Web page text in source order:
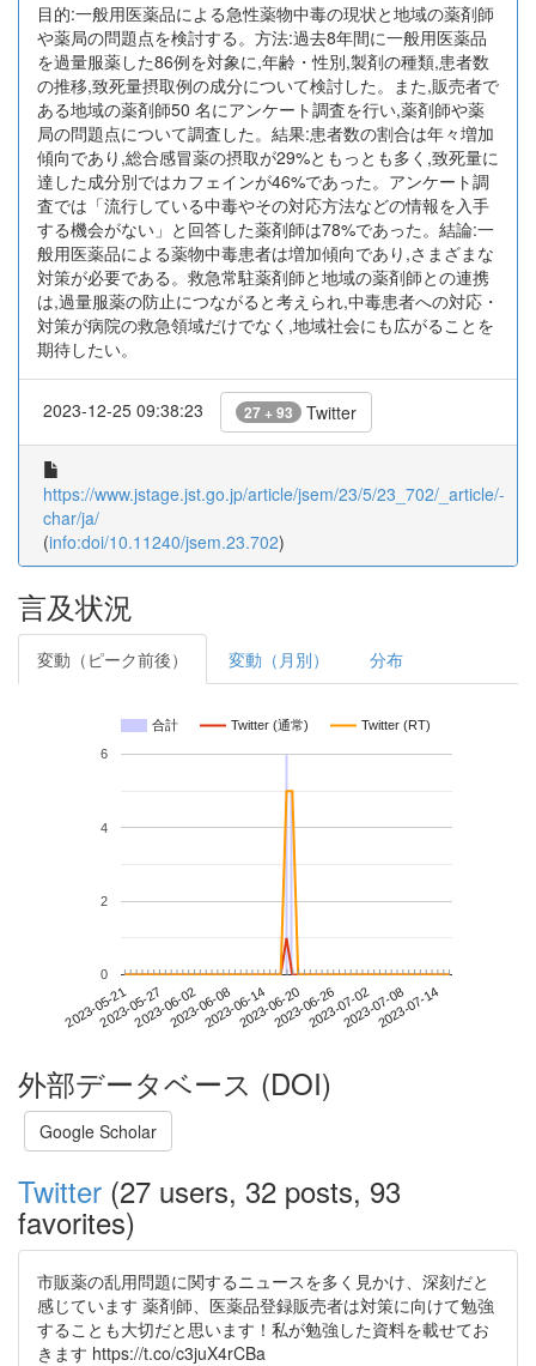
目的:一般用医薬品による急性薬物中毒の現状と地域の薬剤師
や薬局の問題点を検討する。方法:過去8年間に一般用医薬品
を過量服薬した86例を対象に,年齢・性別,製剤の種類,患者数
の推移,致死量摂取例の成分について検討した。また,販売者で
ある地域の薬剤師50 名にアンケート調査を行い,薬剤師や薬
局の問題点について調査した。結果:患者数の割合は年々増加
傾向であり,総合感冒薬の摂取が29%ともっとも多く,致死量に
達した成分別ではカフェインが46%であった。アンケート調
査では「流行している中毒やその対応方法などの情報を入手
する機会がない」と回答した薬剤師は78%であった。結論:一
般用医薬品による薬物中毒患者は増加傾向であり,さまざまな
対策が必要である。救急常駐薬剤師と地域の薬剤師との連携
は,過量服薬の防止につながると考えられ,中毒患者への対応・
対策が病院の救急領域だけでなく,地域社会にも広がることを
期待したい。
2023-12-25 09:38:23 27 + 93 Twitter
https://www.jstage.jst.go.jp/article/jsem/23/5/23_702/_article/-
char/ja/
(info:doi/10.11240/jsem.23.702)
言及状況
変動（ピーク前後） 変動（月別） 分布
合計 Twitter (通常) Twitter (RT)
2023-05-212023-05-272023-06-022023-06-082023-06-142023-06-202023-06-262023-07-022023-07-082023-07-14
0
2
4
6
外部データベース (DOI)
Google Scholar
Twitter (27 users, 32 posts, 93
favorites)
市販薬の乱用問題に関するニュースを多く見かけ、深刻だと
感じています 薬剤師、医薬品登録販売者は対策に向けて勉強
することも大切だと思います！私が勉強した資料を載せてお
きます https://t.co/c3juX4rCBa